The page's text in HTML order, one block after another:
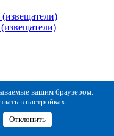
вашим браузером.
в настройках.
Отклонить